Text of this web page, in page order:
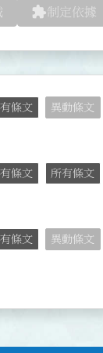
extension制定依據
條文 異動條文
條文 所有條文
條文 異動條文